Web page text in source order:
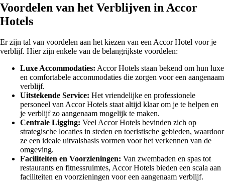
Voordelen van het Verblijven in Accor
Hotels
Er zijn tal van voordelen aan het kiezen van een Accor Hotel voor je
verblijf. Hier zijn enkele van de belangrijkste voordelen:
Luxe Accommodaties: Accor Hotels staan bekend om hun luxe
en comfortabele accommodaties die zorgen voor een aangenaam
verblijf.
Uitstekende Service: Het vriendelijke en professionele
personeel van Accor Hotels staat altijd klaar om je te helpen en
je verblijf zo aangenaam mogelijk te maken.
Centrale Ligging: Veel Accor Hotels bevinden zich op
strategische locaties in steden en toeristische gebieden, waardoor
ze een ideale uitvalsbasis vormen voor het verkennen van de
omgeving.
Faciliteiten en Voorzieningen: Van zwembaden en spas tot
restaurants en fitnessruimtes, Accor Hotels bieden een scala aan
faciliteiten en voorzieningen voor een aangenaam verblijf.